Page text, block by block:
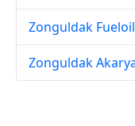
Zonguldak Fueloil
Zonguldak